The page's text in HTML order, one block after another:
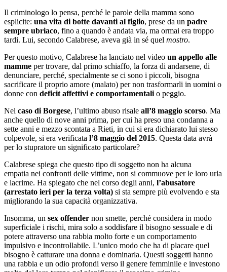
Il criminologo lo pensa, perché le parole della mamma sono
esplicite: una vita di botte davanti al figlio, prese da un padre
sempre ubriaco, fino a quando è andata via, ma ormai era troppo
tardi. Lui, secondo Calabrese, aveva già in sé quel mostro.
Per questo motivo, Calabrese ha lanciato nel video un appello alle
mamme per trovare, dal primo schiaffo, la forza di andarsene, di
denunciare, perché, specialmente se ci sono i piccoli, bisogna
sacrificare il proprio amore (malato) per non trasformarli in uomini o
donne con deficit affettivi e comportamentali o peggio.
Nel caso di Borgese, l’ultimo abuso risale all’8 maggio scorso. Ma
anche quello di nove anni prima, per cui ha preso una condanna a
sette anni e mezzo scontata a Rieti, in cui si era dichiarato lui stesso
colpevole, si era verificata l’8 maggio del 2015. Questa data avrà
per lo stupratore un significato particolare?
Calabrese spiega che questo tipo di soggetto non ha alcuna
empatia nei confronti delle vittime, non si commuove per le loro urla
e lacrime. Ha spiegato che nel corso degli anni, l’abusatore
(arrestato ieri per la terza volta) si sta sempre più evolvendo e sta
migliorando la sua capacità organizzativa.
Insomma, un sex offender non smette, perché considera in modo
superficiale i rischi, mira solo a soddisfare il bisogno sessuale e di
potere attraverso una rabbia molto forte e un comportamento
impulsivo e incontrollabile. L’unico modo che ha di placare quel
bisogno è catturare una donna e dominarla. Questi soggetti hanno
una rabbia e un odio profondi verso il genere femminile e investono